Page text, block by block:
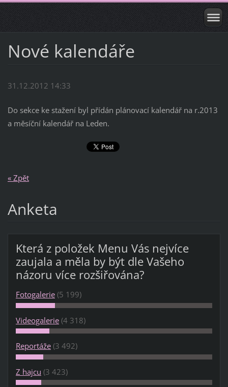
Nové kalendáře
31.12.2012 14:33
Do sekce ke stažení byl přídán plánovací kalendář na r.2013
a měsíční kalendář na Leden.
« Zpět
Anketa
Která z položek Menu Vás nejvíce
zaujala a měla by být dle Vašeho
názoru více rozšiřována?
Fotogalerie (5 199)
Videogalerie (4 318)
Reportáže (3 492)
Z hajcu (3 423)